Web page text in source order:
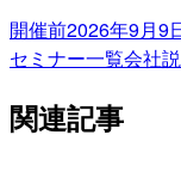
開催前2026年9月9
セミナー一覧会社
関連記事